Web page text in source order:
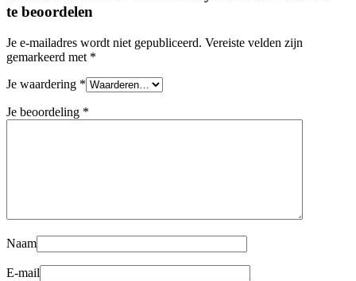
te beoordelen
Je e-mailadres wordt niet gepubliceerd. Vereiste velden zijn
gemarkeerd met *
Je waardering *
Je beoordeling *
Naam
E-mail